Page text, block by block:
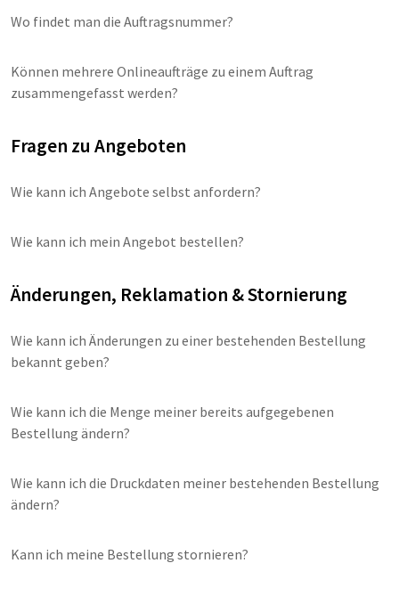
Wo findet man die Auftragsnummer?
Können mehrere Onlineaufträge zu einem Auftrag
zusammengefasst werden?
Fragen zu Angeboten
Wie kann ich Angebote selbst anfordern?
Wie kann ich mein Angebot bestellen?
Änderungen, Reklamation & Stornierung
Wie kann ich Änderungen zu einer bestehenden Bestellung
bekannt geben?
Wie kann ich die Menge meiner bereits aufgegebenen
Bestellung ändern?
Wie kann ich die Druckdaten meiner bestehenden Bestellung
ändern?
Kann ich meine Bestellung stornieren?